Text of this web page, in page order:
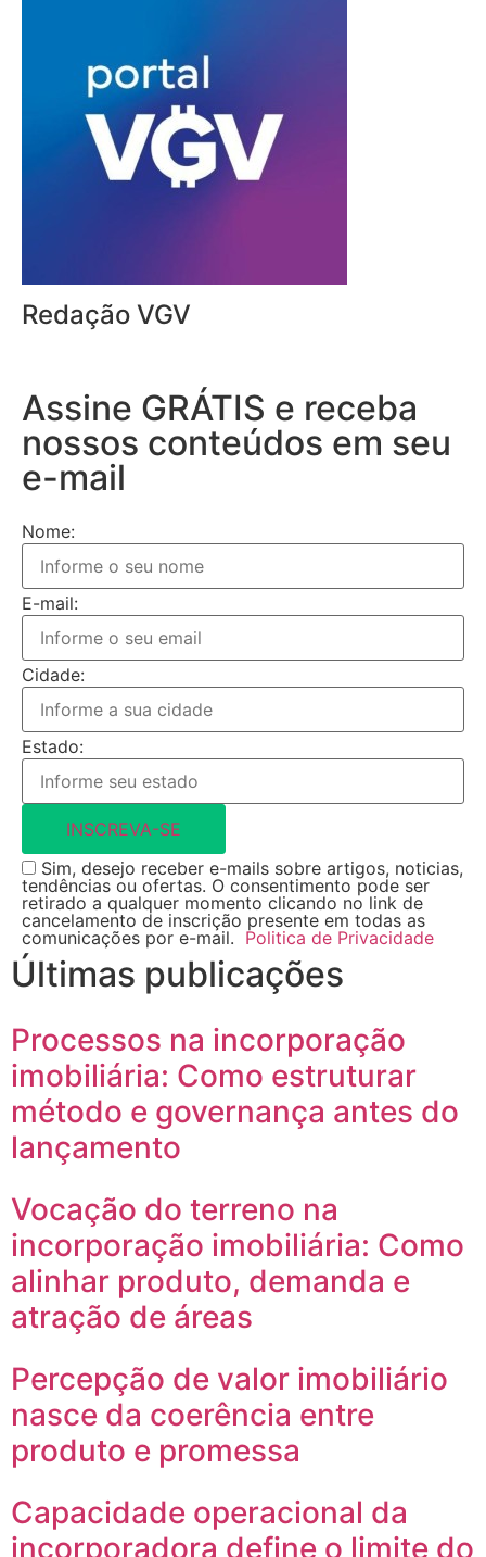
Redação VGV
Assine GRÁTIS e receba
nossos conteúdos em seu
e-mail
Nome:
E-mail:
Cidade:
Estado:
INSCREVA-SE
Sim, desejo receber e-mails sobre artigos, noticias,
tendências ou ofertas. O consentimento pode ser
retirado a qualquer momento clicando no link de
cancelamento de inscrição presente em todas as
comunicações por e-mail. Politica de Privacidade
Últimas publicações
Processos na incorporação
imobiliária: Como estruturar
método e governança antes do
lançamento
Vocação do terreno na
incorporação imobiliária: Como
alinhar produto, demanda e
atração de áreas
Percepção de valor imobiliário
nasce da coerência entre
produto e promessa
Capacidade operacional da
incorporadora define o limite do